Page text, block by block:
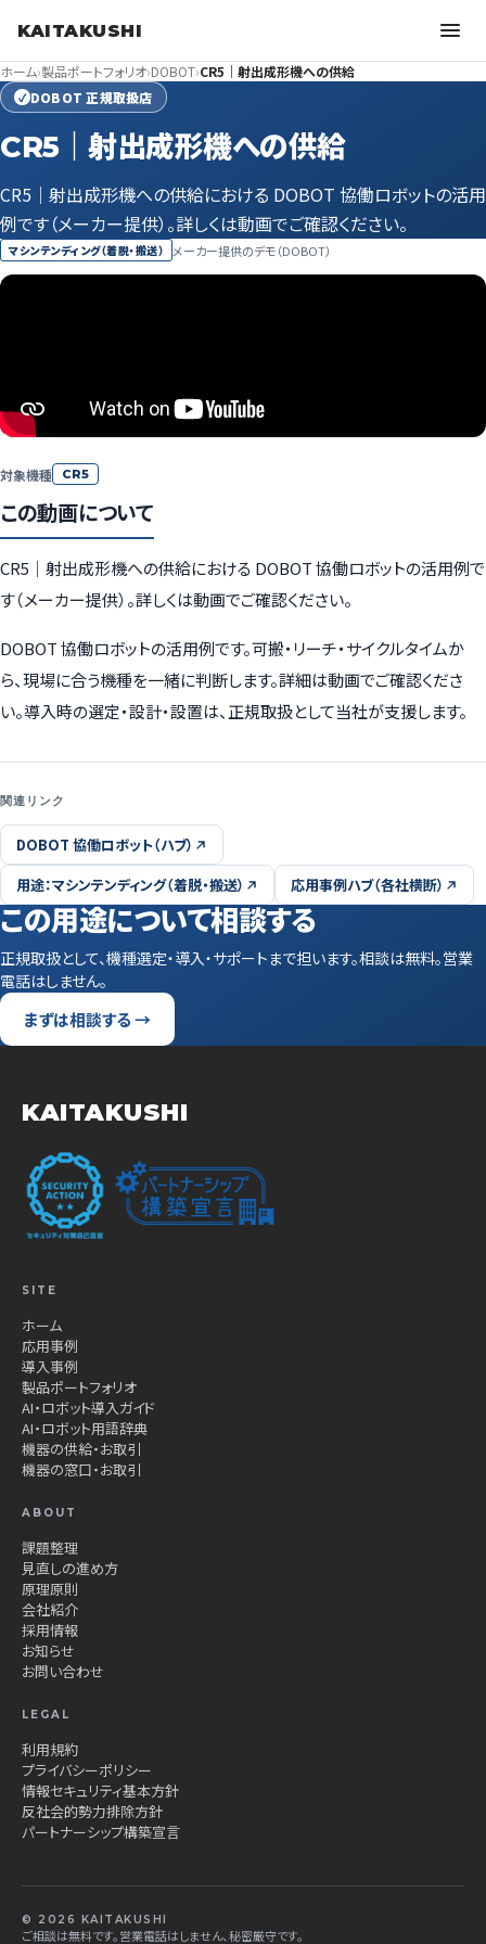
KAITAKUSHI
ホーム›製品ポートフォリオ›DOBOT›CR5｜射出成形機への供給
✓ DOBOT 正規取扱店
CR5｜射出成形機への供給
CR5｜射出成形機への供給における DOBOT 協働ロボットの活用
例です（メーカー提供）。詳しくは動画でご確認ください。
マシンテンディング（着脱・搬送） メーカー提供のデモ（DOBOT）
対象機種 CR5
この動画について
CR5｜射出成形機への供給における DOBOT 協働ロボットの活用例で
す（メーカー提供）。詳しくは動画でご確認ください。
DOBOT 協働ロボットの活用例です。可搬・リーチ・サイクルタイムか
ら、現場に合う機種を一緒に判断します。詳細は動画でご確認くださ
い。導入時の選定・設計・設置は、正規取扱として当社が支援します。
関連リンク
DOBOT 協働ロボット（ハブ）
用途：マシンテンディング（着脱・搬送）
応用事例ハブ（各社横断）
この用途について相談する
正規取扱として、機種選定・導入・サポートまで担います。相談は無料。営業
電話はしません。
まずは相談する →
KAITAKUSHI
SITE
ホーム
応用事例
導入事例
製品ポートフォリオ
AI・ロボット導入ガイド
AI・ロボット用語辞典
機器の供給・お取引
機器の窓口・お取引
ABOUT
課題整理
見直しの進め方
原理原則
会社紹介
採用情報
お知らせ
お問い合わせ
LEGAL
利用規約
プライバシーポリシー
情報セキュリティ基本方針
反社会的勢力排除方針
パートナーシップ構築宣言
© 2026 KAITAKUSHI
ご相談は無料です。営業電話はしません、秘密厳守です。